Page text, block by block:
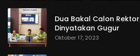
Dua Bakal Calon
Dinyatakan Gugur
Oktober 17, 2023